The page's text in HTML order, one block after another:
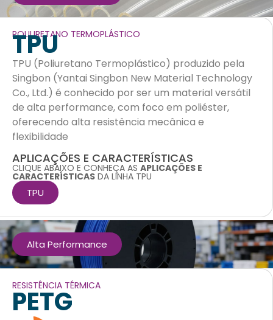
POLIURETANO TERMOPLÁSTICO
TPU
TPU (Poliuretano Termoplástico) produzido pela
Singbon (Yantai Singbon New Material Technology
Co., Ltd.) é conhecido por ser um material versátil
de alta performance, com foco em poliéster,
oferecendo alta resistência mecânica e
flexibilidade
APLICAÇÕES E CARACTERÍSTICAS
CLIQUE ABAIXO E CONHEÇA AS APLICAÇÕES E
CARACTERÍSTICAS DA LINHA TPU
TPU
Alta Performance
RESISTÊNCIA TÉRMICA
PETG